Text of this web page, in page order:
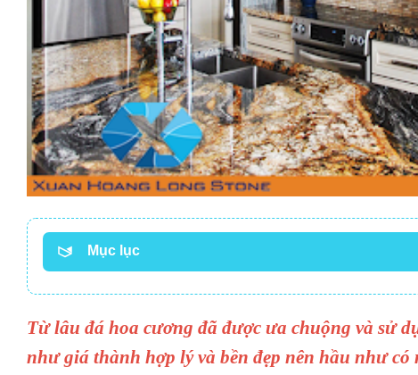
Mục lục
Từ lâu đá hoa cương đã được ưa chuộng và sử
như giá thành hợp lý và bền đẹp nên hầu như